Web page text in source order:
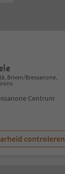
Brixen/Bressanone,
Centrum
controleren